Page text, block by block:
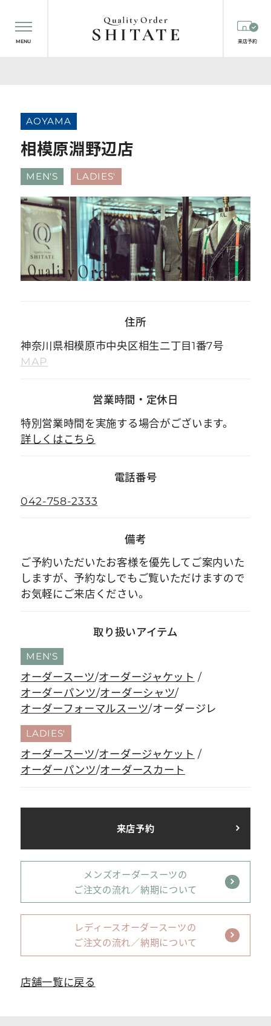
MENU 来店予約
AOYAMA
相模原淵野辺店
MEN'S LADIES'
住所
神奈川県相模原市中央区相生二丁目1番7号
MAP
営業時間 ・ 定休日
特別営業時間を実施する場合がございます。
詳しくはこちら
電話番号
042-758-2333
備考
ご予約いただいたお客様を優先してご案内いた
しますが、予約なしでもご覧いただけますので
お気軽にご来店ください。
取り扱いアイテム
MEN'S
オーダースーツ オーダージャケット
オーダーパンツ オーダーシャツ
オーダーフォーマルスーツ オーダージレ
LADIES'
オーダースーツ オーダージャケット
オーダーパンツ オーダースカート
来店予約
メンズオーダースーツの
ご注文の流れ／納期について
レディースオーダースーツの
ご注文の流れ／納期について
店舗一覧に戻る